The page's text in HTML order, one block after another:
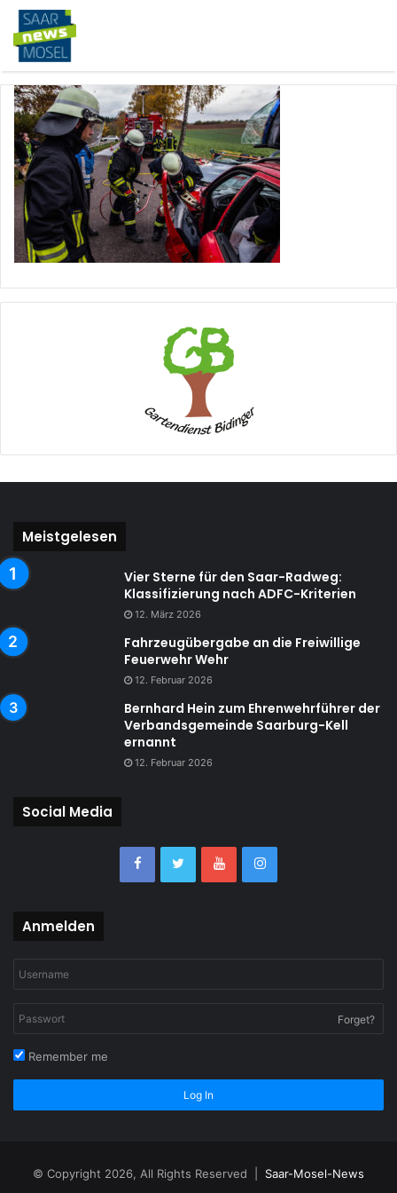
Meistgelesen
Vier Sterne für den Saar-Radweg:
Klassifizierung nach ADFC-Kriterien
12. März 2026
Fahrzeugübergabe an die Freiwillige
Feuerwehr Wehr
12. Februar 2026
Bernhard Hein zum Ehrenwehrführer der
Verbandsgemeinde Saarburg-Kell
ernannt
12. Februar 2026
Social Media
Anmelden
Forget?
Remember me
Log In
© Copyright 2026, All Rights Reserved | Saar-Mosel-News